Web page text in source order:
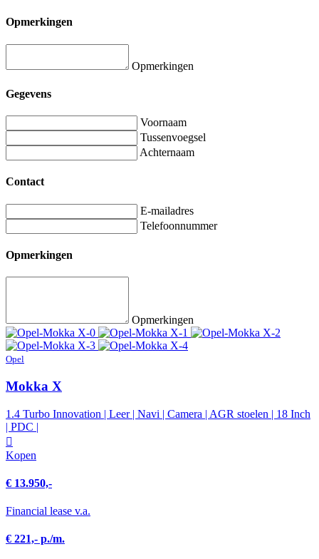
Opmerkingen
Opmerkingen
Gegevens
Voornaam
Tussenvoegsel
Achternaam
Contact
E-mailadres
Telefoonnummer
Opmerkingen
Opmerkingen
Opel
Mokka X
1.4 Turbo Innovation | Leer | Navi | Camera | AGR stoelen | 18 Inch
| PDC |
Kopen
€ 13.950,-
Financial lease v.a.
€ 221,- p./m.